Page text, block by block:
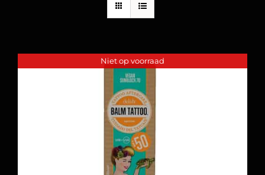
Niet op voorraad